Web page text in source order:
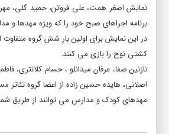
نمایش اصغر همت، علی فروتن، حمید گلی،
برنامه اجراهای صبح خود را که ویژه مهدها و
در این نمایش برای اولین بار شش گروه متفاوت
کشتی نوح را بازی می کنند.
نازنین صفا، عرفان میدانلو ، حسام کلانتری،
اصلانی، هایده حسین زاده از اعضا گروه
مهدهای کودک و مدارس می توانند از طریق شماره تلفن های ۰۹۱۹۰۷۷۶۰۹۸ و ۰۹۳۵۷۴۰۸۵۹۷ برای